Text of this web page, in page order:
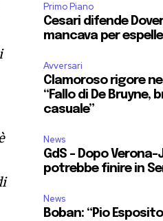
Primo Piano
Cesari difende
mancava per
Avversari
Clamoroso rigore
“Fallo di De Bruyne,
casuale”
News
GdS – Dopo
potrebbe finire in
News
Boban: “Pio